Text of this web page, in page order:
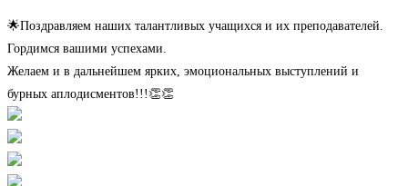
🌟Поздравляем наших талантливых учащихся и их преподавателей.
Гордимся вашими успехами.
Желаем и в дальнейшем ярких, эмоциональных выступлений и
бурных аплодисментов!!!👏👏